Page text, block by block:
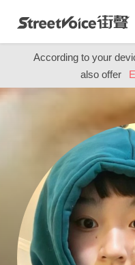
According to your
also offer